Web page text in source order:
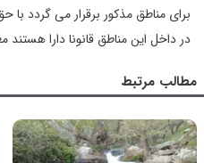
برای مناطق مذکور برقرار می گردد
در داخل این مناطق قانونا دارا هستند
مطالب مرتبط